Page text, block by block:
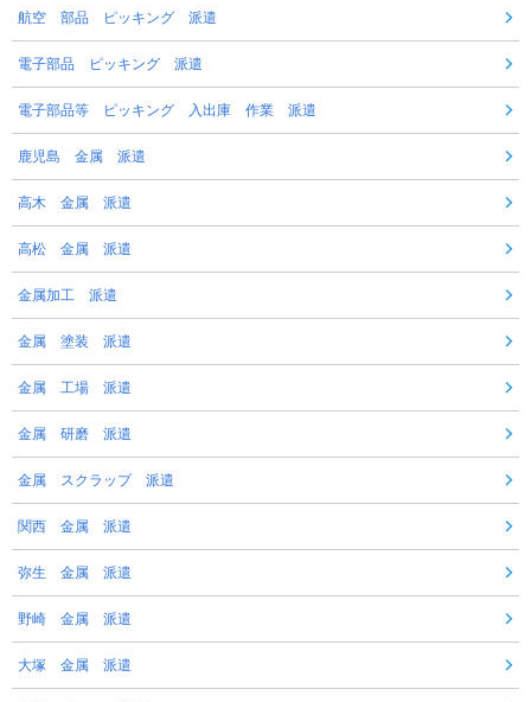
航空 部品 ピッキング 派遣
電子部品 ピッキング 派遣
電子部品等 ピッキング 入出庫 作業 派遣
鹿児島 金属 派遣
高木 金属 派遣
高松 金属 派遣
金属加工 派遣
金属 塗装 派遣
金属 工場 派遣
金属 研磨 派遣
金属 スクラップ 派遣
関西 金属 派遣
弥生 金属 派遣
野崎 金属 派遣
大塚 金属 派遣